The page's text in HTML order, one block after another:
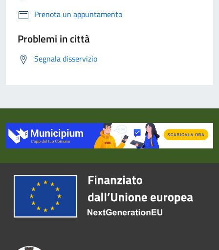
Prenota un appuntamento
Problemi in città
Segnala disservizio